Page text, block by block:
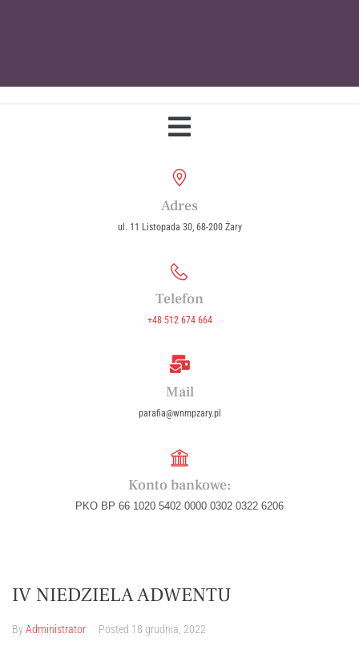
Adres
ul. 11 Listopada 30, 68-200 Żary
Telefon
+48 512 674 664
Mail
parafia@wnmpzary.pl
Konto bankowe:
PKO BP 66 1020 5402 0000 0302 0322 6206
IV NIEDZIELA ADWENTU
ByAdministrator Posted 18 grudnia, 2022